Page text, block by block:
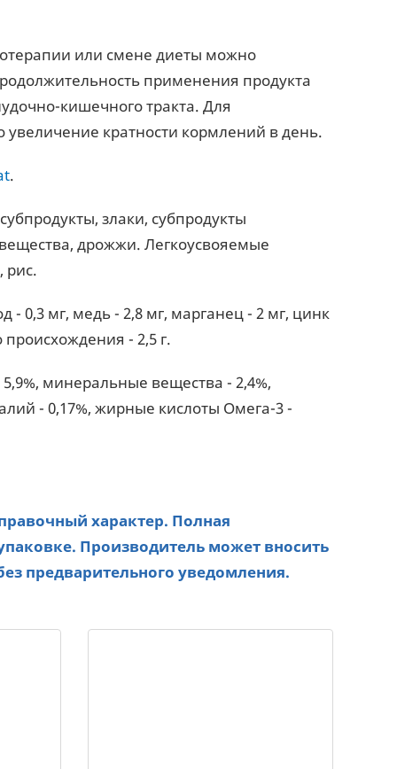
или смене диеты можно
применения продукта
кишечного тракта. Для
кратности кормлений в день.
.
злаки, субпродукты
дрожжи. Легкоусвояемые
рис.
- 0,3 мг, медь - 2,8 мг, марганец - 2 мг, цинк
- 2,5 г.
минеральные вещества - 2,4%,
- 0,17%, жирные кислоты Омега-3 -
характер. Полная
Производитель может вносить
предварительного уведомления.